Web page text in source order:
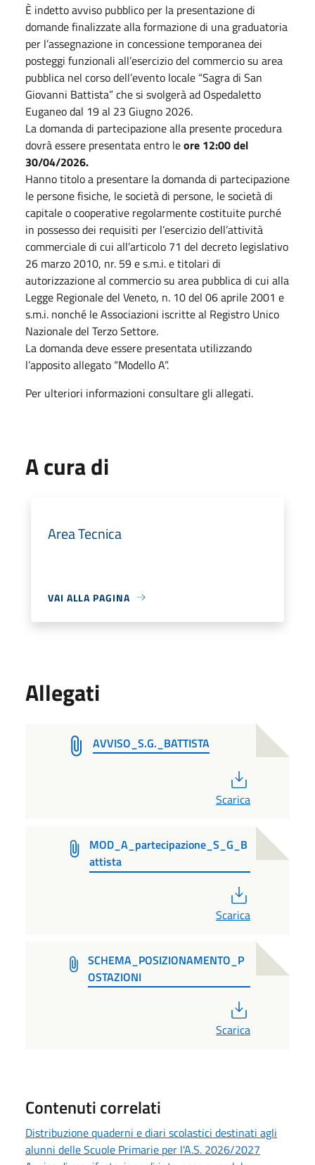
È indetto avviso pubblico per la presentazione di
domande finalizzate alla formazione di una graduatoria
per l’assegnazione in concessione temporanea dei
posteggi funzionali all’esercizio del commercio su area
pubblica nel corso dell’evento locale “Sagra di San
Giovanni Battista” che si svolgerà ad Ospedaletto
Euganeo dal 19 al 23 Giugno 2026.
La domanda di partecipazione alla presente procedura
dovrà essere presentata entro leore 12:00 del
30/04/2026.
Hanno titolo a presentare la domanda di partecipazione
le persone fisiche, le società di persone, le società di
capitale o cooperative regolarmente costituite purché
in possesso dei requisiti per l’esercizio dell’attività
commerciale di cui all’articolo 71 del decreto legislativo
26 marzo 2010, nr. 59 e s.m.i. e titolari di
autorizzazione al commercio su area pubblica di cui alla
Legge Regionale del Veneto, n. 10 del 06 aprile 2001 e
s.m.i. nonché le Associazioni iscritte al Registro Unico
Nazionale del Terzo Settore.
La domanda deve essere presentata utilizzando
l’apposito allegato “Modello A”.
Per ulteriori informazioni consultare gli allegati.
A cura di
Area Tecnica
VAI ALLA PAGINA
Allegati
AVVISO_S.G._BATTISTA
Scarica
MOD_A_partecipazione_S_G_B
attista
Scarica
SCHEMA_POSIZIONAMENTO_P
OSTAZIONI
Scarica
Contenuti correlati
Distribuzione quaderni e diari scolastici destinati agli
alunni delle Scuole Primarie per l'A.S. 2026/2027